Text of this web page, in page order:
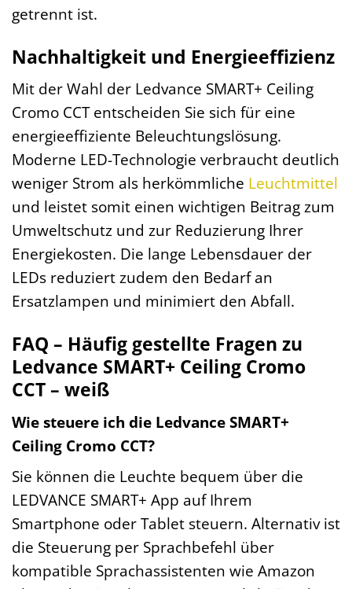
getrennt ist.
Nachhaltigkeit und Energieeffizienz
Mit der Wahl der Ledvance SMART+ Ceiling
Cromo CCT entscheiden Sie sich für eine
energieeffiziente Beleuchtungslösung.
Moderne LED-Technologie verbraucht deutlich
weniger Strom als herkömmliche Leuchtmittel
und leistet somit einen wichtigen Beitrag zum
Umweltschutz und zur Reduzierung Ihrer
Energiekosten. Die lange Lebensdauer der
LEDs reduziert zudem den Bedarf an
Ersatzlampen und minimiert den Abfall.
FAQ – Häufig gestellte Fragen zu
Ledvance SMART+ Ceiling Cromo
CCT – weiß
Wie steuere ich die Ledvance SMART+
Ceiling Cromo CCT?
Sie können die Leuchte bequem über die
LEDVANCE SMART+ App auf Ihrem
Smartphone oder Tablet steuern. Alternativ ist
die Steuerung per Sprachbefehl über
kompatible Sprachassistenten wie Amazon